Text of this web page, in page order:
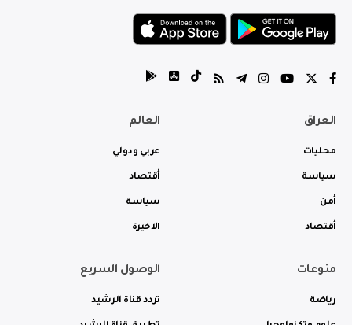
العراق
محليات
سياسة
أمن
أقتصاد
العالم
عربي ودولي
أقتصاد
سياسة
الاخيرة
منوعات
رياضة
الوصول السريع
تردد قناة الرشيد